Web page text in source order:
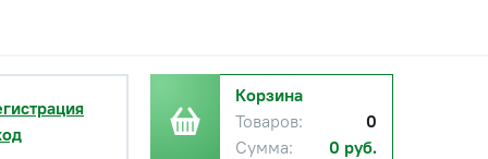
Корзина
Товаров:
0
Сумма:
0 руб.